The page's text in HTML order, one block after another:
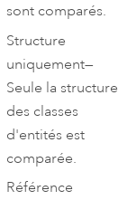
sont comparés.
Structure
uniquement—
Seule la structure
des classes
d'entités est
comparée.
Référence